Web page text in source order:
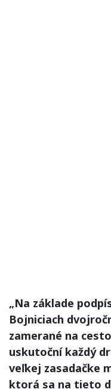
„Na základe
Bojniciach
zamerané na
uskutoční každý
veľkej zasadačke
ktorá sa na tieto